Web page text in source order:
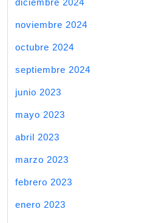
diciembre 2024
noviembre 2024
octubre 2024
septiembre 2024
junio 2023
mayo 2023
abril 2023
marzo 2023
febrero 2023
enero 2023